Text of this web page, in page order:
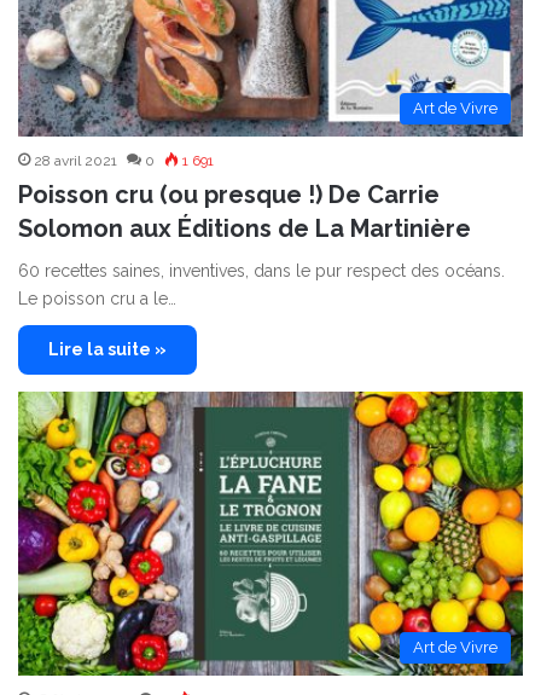
Art de Vivre
28 avril 2021 0 1 691
Poisson cru (ou presque !) De Carrie
Solomon aux Éditions de La Martinière
60 recettes saines, inventives, dans le pur respect des océans.
Le poisson cru a le…
Lire la suite »
Art de Vivre